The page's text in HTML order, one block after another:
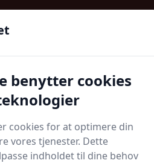
| Din Kulturguide Siden
butikker
benytter cookies
cookies for at optimere din
vores tjenester. Dette
indholdet til dine behov